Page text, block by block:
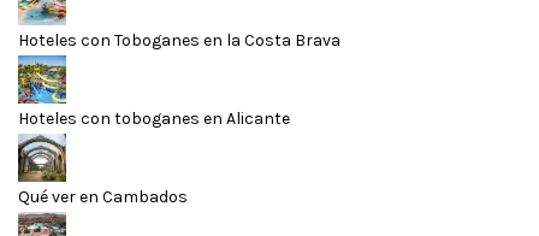
Hoteles con Toboganes en la Costa Brava
Hoteles con toboganes en Alicante
Qué ver en Cambados